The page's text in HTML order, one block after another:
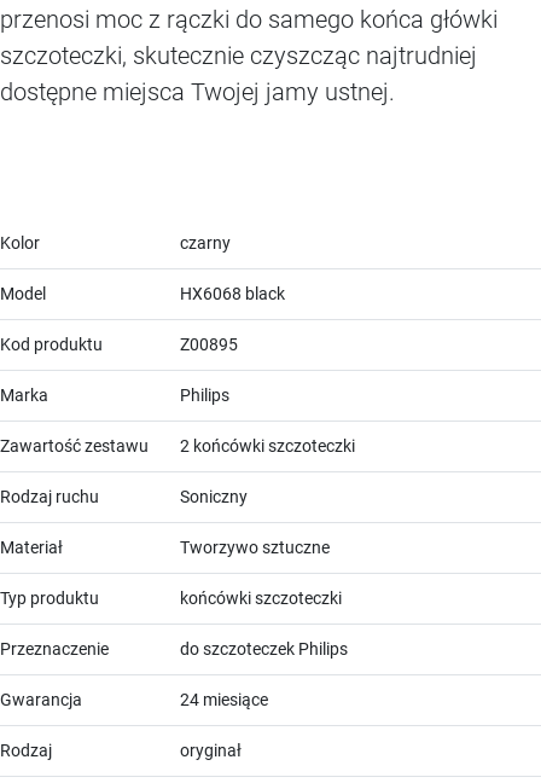
przenosi moc z rączki do samego końca główki
szczoteczki, skutecznie czyszcząc najtrudniej
dostępne miejsca Twojej jamy ustnej.
Kolor czarny
Model HX6068 black
Kod produktu Z00895
Marka Philips
Zawartość zestawu 2 końcówki szczoteczki
Rodzaj ruchu Soniczny
Materiał Tworzywo sztuczne
Typ produktu końcówki szczoteczki
Przeznaczenie do szczoteczek Philips
Gwarancja 24 miesiące
Rodzaj oryginał